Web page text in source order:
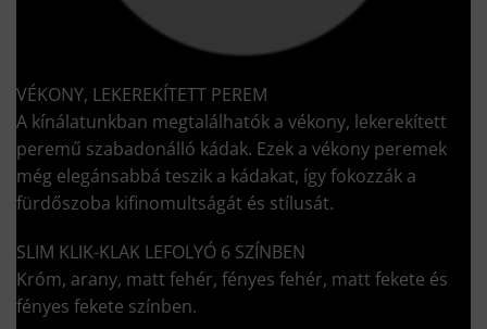
VÉKONY, LEKEREKÍTETT PEREM
A kínálatunkban megtalálhatók a vékony, lekerekített
peremű szabadonálló kádak. Ezek a vékony peremek
még elegánsabbá teszik a kádakat, így fokozzák a
fürdőszoba kifinomultságát és stílusát.
SLIM KLIK-KLAK LEFOLYÓ 6 SZÍNBEN
Króm, arany, matt fehér, fényes fehér, matt fekete és
fényes fekete színben.